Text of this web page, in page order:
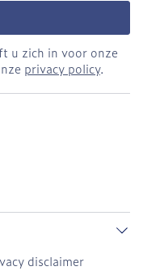
u zich in voor onze
privacy policy.
disclaimer